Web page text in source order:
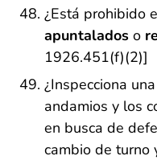
¿Está prohibido
apuntalados o
1926.451(f)(2)]
¿Inspecciona una
andamios y los
en busca de
cambio de turno